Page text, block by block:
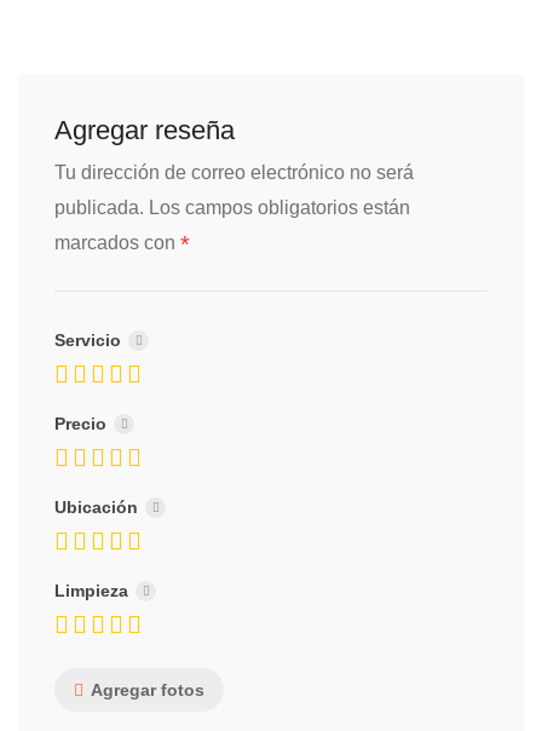
Agregar reseña
Tu dirección de correo electrónico no será
publicada. Los campos obligatorios están
marcados con *
Servicio
Precio
Ubicación
Limpieza
Agregar fotos